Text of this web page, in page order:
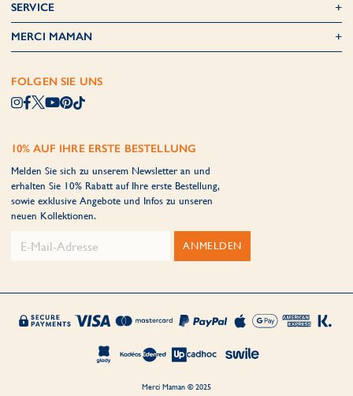
SERVICE
MERCI MAMAN
FOLGEN SIE UNS
10% AUF IHRE ERSTE BESTELLUNG
Melden Sie sich zu unserem Newsletter an und
erhalten Sie 10% Rabatt auf Ihre erste Bestellung,
sowie exklusive Angebote und Infos zu unseren
neuen Kollektionen.
ANMELDEN
Merci Maman © 2025